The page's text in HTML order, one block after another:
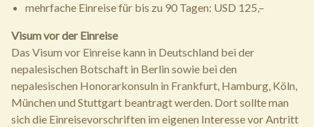
mehrfache Einreise für bis zu 90 Tagen: USD 125,–
Visum vor der Einreise
Das Visum vor Einreise kann in Deutschland bei der
nepalesischen Botschaft in Berlin sowie bei den
nepalesischen Honorarkonsuln in Frankfurt, Hamburg, Köln,
München und Stuttgart beantragt werden. Dort sollte man
sich die Einreisevorschriften im eigenen Interesse vor Antritt